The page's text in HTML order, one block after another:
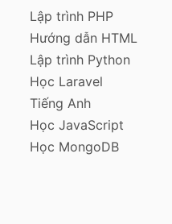
Lập trình PHP
Hướng dẫn HTML
Lập trình Python
Học Laravel
Tiếng Anh
Học JavaScript
Học MongoDB